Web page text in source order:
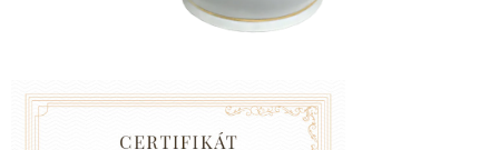
KONTAKTY